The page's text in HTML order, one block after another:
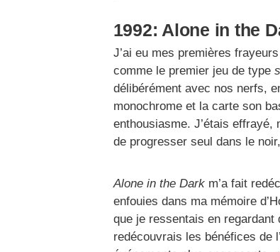
1992: Alone in the
J’ai eu mes premières
comme le premier jeu de type
délibérément avec nos nerfs,
monochrome et la carte son
enthousiasme. J’étais effrayé,
de progresser seul dans le
Alone in the Darkm’a fait
enfouies dans ma mémoire
que je ressentais en regardant
redécouvrais les bénéfices de